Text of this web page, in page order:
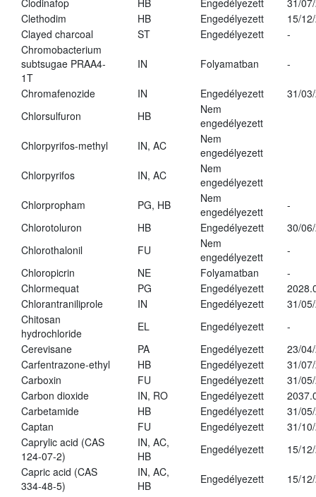
Clodinafop
HB Engedélyezett
31/
Clethodim
HB Engedélyezett
15/
Clayed charcoal
ST Engedélyezett
-
Chromobacterium
subtsugae PRAA4-
1T
IN Folyamatban -
Chromafenozide IN Engedélyezett
31/
Chlorsulfuron
HB
Nem
engedélyezett
Chlorpyrifos-methyl
IN, AC
Nem
engedélyezett
Chlorpyrifos
IN, AC
Nem
engedélyezett
Chlorpropham
PG, HB
Nem
engedélyezett
-
Chlorotoluron
HB Engedélyezett
30/
Chlorothalonil
FU
Nem
engedélyezett
-
Chloropicrin
NE Folyamatban
-
Chlormequat
PG Engedélyezett
Chlorantraniliprole
IN Engedélyezett
31/
Chitosan
hydrochloride
EL Engedélyezett
-
Cerevisane
PA Engedélyezett
23/
Carfentrazone-ethyl
HB Engedélyezett
31/
Carboxin
FU Engedélyezett
31/
Carbon dioxide
IN, RO Engedélyezett
Carbetamide
HB Engedélyezett
31/
Captan
FU Engedélyezett
31/
Caprylic acid (CAS
124-07-2)
IN, AC,
HB
Engedélyezett
15/
Capric acid (CAS
334-48-5)
IN, AC,
HB
Engedélyezett
15/